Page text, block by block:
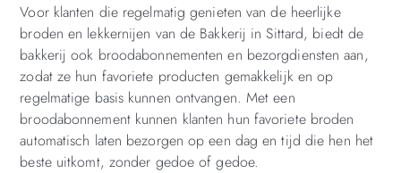
Voor klanten die regelmatig genieten van de heerlijke
broden en lekkernijen van de Bakkerij in Sittard, biedt de
bakkerij ook broodabonnementen en bezorgdiensten aan,
zodat ze hun favoriete producten gemakkelijk en op
regelmatige basis kunnen ontvangen. Met een
broodabonnement kunnen klanten hun favoriete broden
automatisch laten bezorgen op een dag en tijd die hen het
beste uitkomt, zonder gedoe of gedoe.